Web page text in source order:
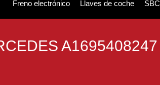
Freno electrónico Llaves de coche SBC
A1695408247